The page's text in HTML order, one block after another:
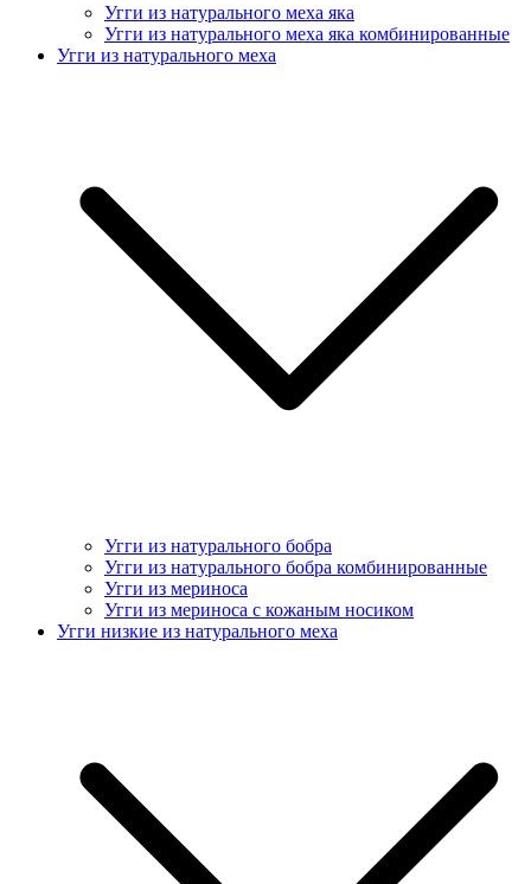
Угги из натурального меха яка
Угги из натурального меха яка комбинированные
Угги из натурального меха
Угги из натурального бобра
Угги из натурального бобра комбинированные
Угги из мериноса
Угги из мериноса с кожаным носиком
Угги низкие из натурального меха